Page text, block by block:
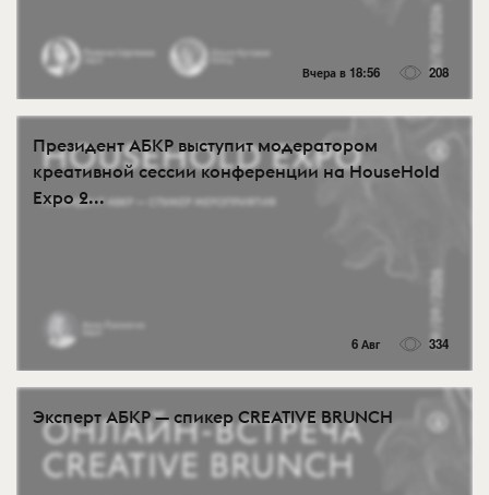
Вчера в 18:56 208
Президент АБКР выступит модератором
креативной сессии конференции на HouseHold
Expo 2...
6 Авг 334
Эксперт АБКР — спикер CREATIVE BRUNCH